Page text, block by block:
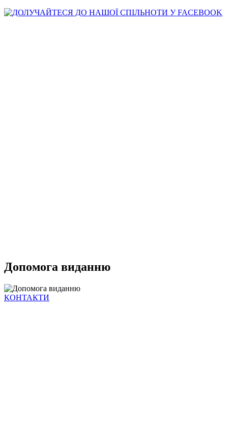
Допомога виданню
КОНТАКТИ